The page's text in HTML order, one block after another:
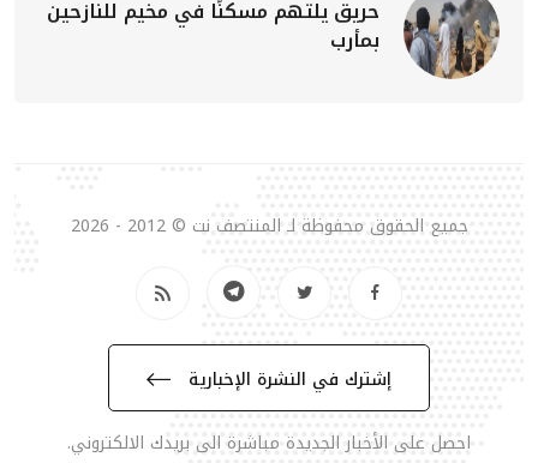
حريق يلتهم مسكنًا في مخيم للنازحين
بمأرب
جميع الحقوق محفوظة لـ المنتصف نت © 2012 - 2026
إشترك في النشرة الإخبارية
احصل على الأخبار الجديدة مباشرة الى بريدك الالكتروني.